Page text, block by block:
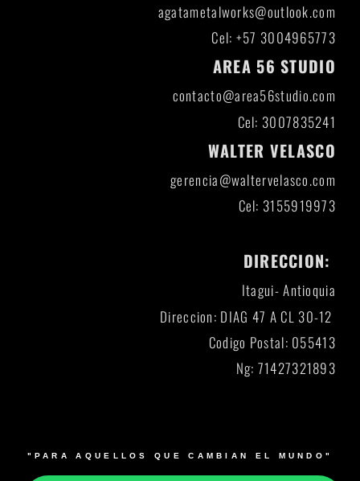
agatametalworks@outlook.com
Cel: +57 3004965773
AREA 56 STUDIO
contacto@area56studio.com
Cel: 3007835241
WALTER VELASCO
gerencia@waltervelasco.com
Cel: 3155919973
DIRECCION:
Itagui- Antioquia
Direccion: DIAG 47 A CL 30-12
Codigo Postal: 055413
Ng: 71427321893
"PARA AQUELLOS QUE CAMBIAN EL MUNDO"